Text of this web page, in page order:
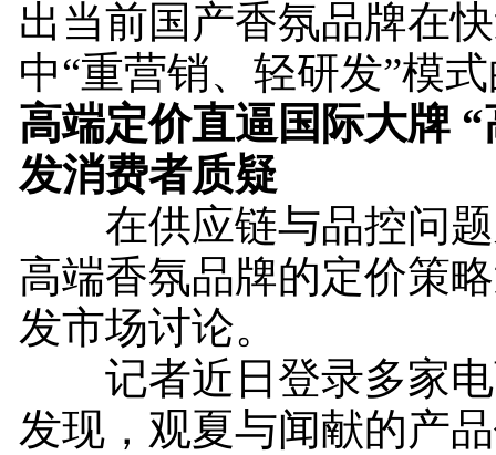
出当前国产香氛品牌在
中“重营销、轻研发”模
高端定价直逼国际大牌
发消费者质疑
在供应链与品控问题
高端香氛品牌的定价策
发市场讨论。
记者近日登录多家电
发现，观夏与闻献的产